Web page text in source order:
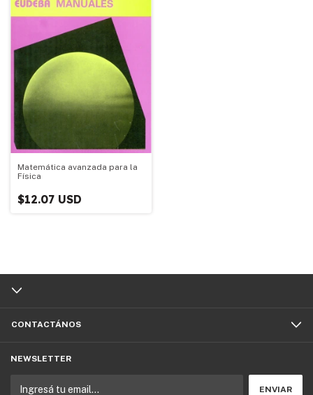
Matemática avanzada para la
Física
$12.07 USD
CONTACTÁNOS
NEWSLETTER